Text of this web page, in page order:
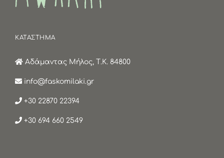
ΚΑΤΑΣΤΗΜΑ
Αδάμαντας Μήλος, Τ.Κ. 84800
info@faskomilaki.gr
+30 22870 22394
+30 694 660 2549